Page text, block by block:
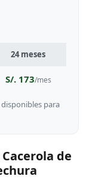
24 meses
S/. 173/mes
para
de